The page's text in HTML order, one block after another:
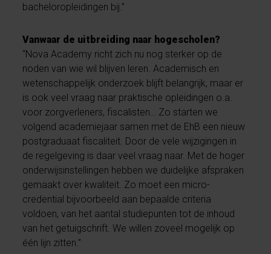
bacheloropleidingen bij.”
Vanwaar de uitbreiding naar hogescholen?
“Nova Academy richt zich nu nog sterker op de
noden van wie wil blijven leren. Academisch en
wetenschappelijk onderzoek blijft belangrijk, maar er
is ook veel vraag naar praktische opleidingen o.a.
voor zorgverleners, fiscalisten… Zo starten we
volgend academiejaar samen met de EhB een nieuw
postgraduaat fiscaliteit. Door de vele wijzigingen in
de regelgeving is daar veel vraag naar. Met de hoger
onderwijsinstellingen hebben we duidelijke afspraken
gemaakt over kwaliteit. Zo moet een micro-
credential bijvoorbeeld aan bepaalde criteria
voldoen, van het aantal studiepunten tot de inhoud
van het getuigschrift. We willen zoveel mogelijk op
één lijn zitten.”